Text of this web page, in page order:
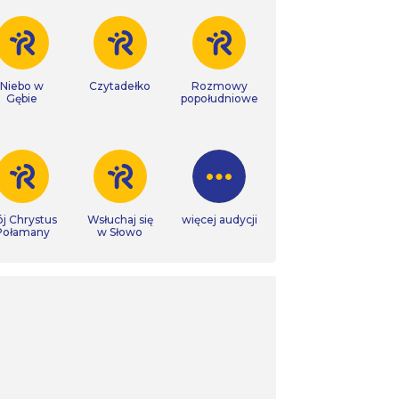
Niebo w
Gębie
Czytadełko
Rozmowy
popołudniowe
Chrystus
Wsłuchaj się
w Słowo
więcej audycji